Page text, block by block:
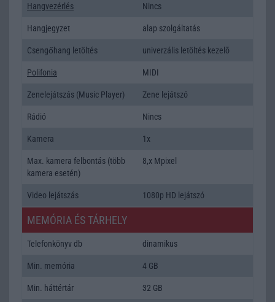
Hangvezérlés Nincs
Hangjegyzet alap szolgáltatás
Csengőhang letöltés univerzális letöltés kezelõ
Polifonia MIDI
Zenelejátszás (Music Player) Zene lejátszó
Rádió Nincs
Kamera 1x
Max. kamera felbontás (több
kamera esetén)
8,x Mpixel
Video lejátszás 1080p HD lejátszó
MEMÓRIA ÉS TÁRHELY
Telefonkönyv db dinamikus
Min. memória 4 GB
Min. háttértár 32 GB